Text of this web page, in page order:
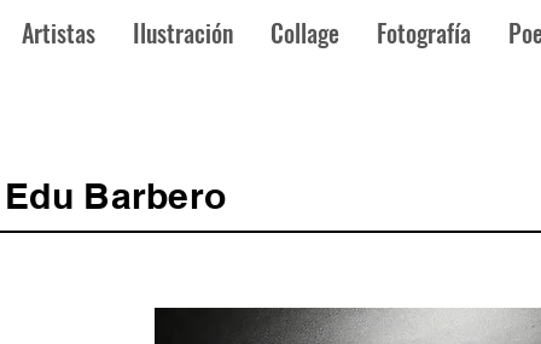
Artistas Ilustración Collage Fotografía
Edu Barbero